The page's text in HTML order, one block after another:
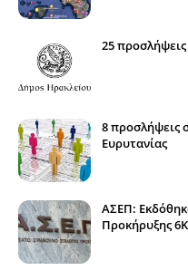
25
8 προσλήψεις
Ευρυτανίας
ΑΣΕΠ:
Προκήρυξης